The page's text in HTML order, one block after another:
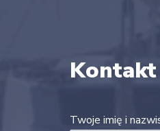
Kontakt
Twoje imię i